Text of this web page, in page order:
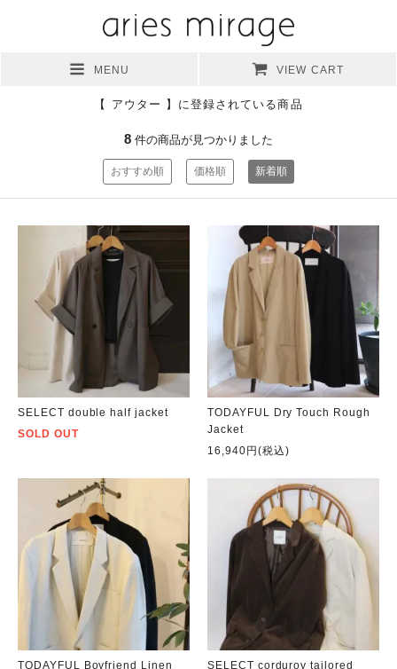
MENU VIEW CART
【 アウター 】に登録されている商品
8 件の商品が見つかりました
おすすめ順 価格順 新着順
SELECT double half jacket
SOLD OUT
TODAYFUL Dry Touch Rough
Jacket
16,940円(税込)
TODAYFUL Boyfriend Linen
SELECT corduroy tailored